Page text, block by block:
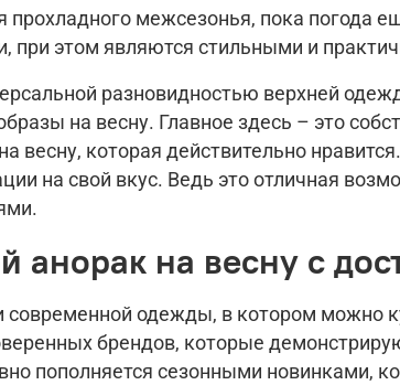
межсезонья, пока погода
при этом являются стильными и
разновидностью верхней
на весну. Главное здесь – это
которая действительно
на свой вкус. Ведь это отличная
анорак на весну с
одежды, в котором можно
брендов, которые
пополняется сезонными новинками,